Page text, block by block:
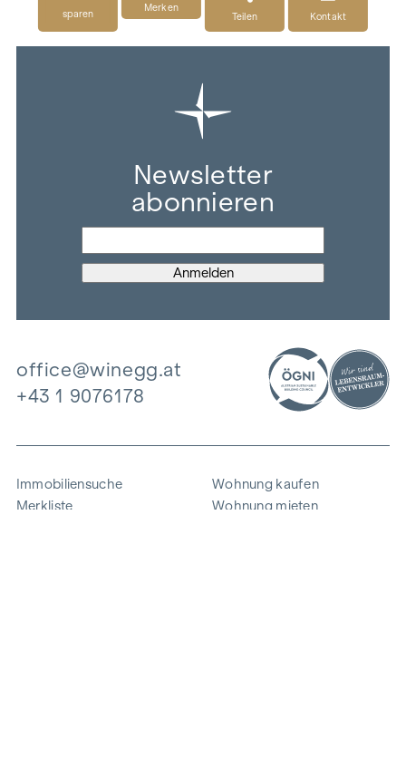
sparen
Merken
Teilen
Kontakt
Newsletter
abonnieren
office@winegg.at
+43 1 9076178
Immobiliensuche
Merkliste
Wohnung kaufen
Wohnung mieten